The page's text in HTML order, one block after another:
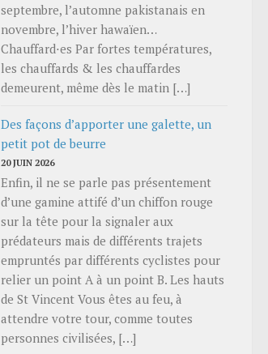
septembre, l’automne pakistanais en
novembre, l’hiver hawaïen…
Chauffard⋅es Par fortes températures,
les chauffards & les chauffardes
demeurent, même dès le matin […]
Des façons d’apporter une galette, un
petit pot de beurre
20 JUIN 2026
Enfin, il ne se parle pas présentement
d’une gamine attifé d’un chiffon rouge
sur la tête pour la signaler aux
prédateurs mais de différents trajets
empruntés par différents cyclistes pour
relier un point A à un point B. Les hauts
de St Vincent Vous êtes au feu, à
attendre votre tour, comme toutes
personnes civilisées, […]